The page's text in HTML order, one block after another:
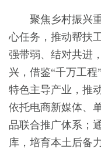
聚焦乡村振兴
心任务，推动帮扶
强带弱、结对共进
兴，借鉴“千万工
特色主导产业，推
依托电商新媒体、
品联合推广体系；
库，培育本土后备